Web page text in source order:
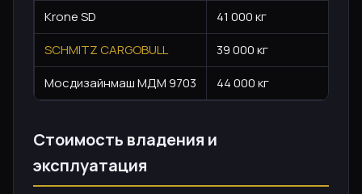
Krone SD
41 000 кг
SCHMITZ CARGOBULL
39 000 кг
Мосдизайнмаш МДМ 9703
44 000 кг
Стоимость владения и
эксплуатация